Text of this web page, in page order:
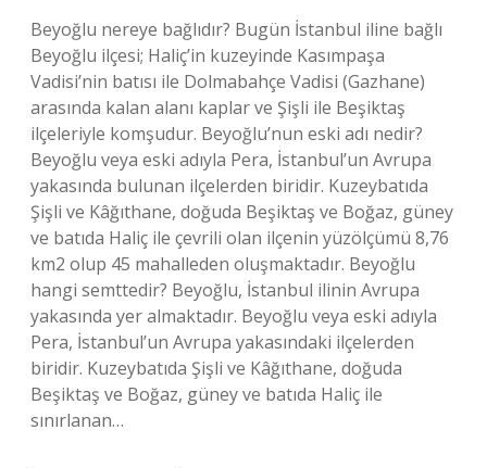
Beyoğlu nereye bağlıdır? Bugün İstanbul iline bağlı
Beyoğlu ilçesi; Haliç’in kuzeyinde Kasımpaşa
Vadisi’nin batısı ile Dolmabahçe Vadisi (Gazhane)
arasında kalan alanı kaplar ve Şişli ile Beşiktaş
ilçeleriyle komşudur. Beyoğlu’nun eski adı nedir?
Beyoğlu veya eski adıyla Pera, İstanbul’un Avrupa
yakasında bulunan ilçelerden biridir. Kuzeybatıda
Şişli ve Kâğıthane, doğuda Beşiktaş ve Boğaz, güney
ve batıda Haliç ile çevrili olan ilçenin yüzölçümü 8,76
km2 olup 45 mahalleden oluşmaktadır. Beyoğlu
hangi semttedir? Beyoğlu, İstanbul ilinin Avrupa
yakasında yer almaktadır. Beyoğlu veya eski adıyla
Pera, İstanbul’un Avrupa yakasındaki ilçelerden
biridir. Kuzeybatıda Şişli ve Kâğıthane, doğuda
Beşiktaş ve Boğaz, güney ve batıda Haliç ile
sınırlanan…